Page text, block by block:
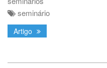
seminário
Artigo